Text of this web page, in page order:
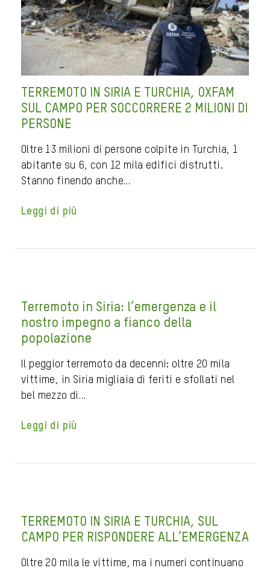
TERREMOTO IN SIRIA E TURCHIA, OXFAM
SUL CAMPO PER SOCCORRERE 2 MILIONI DI
PERSONE
Oltre 13 milioni di persone colpite in Turchia, 1
abitante su 6, con 12 mila edifici distrutti.
Stanno finendo anche…
Leggi di più
Terremoto in Siria: l’emergenza e il
nostro impegno a fianco della
popolazione
Il peggior terremoto da decenni: oltre 20 mila
vittime, in Siria migliaia di feriti e sfollati nel
bel mezzo di…
Leggi di più
TERREMOTO IN SIRIA E TURCHIA, SUL
CAMPO PER RISPONDERE ALL’EMERGENZA
Oltre 20 mila le vittime, ma i numeri continuano